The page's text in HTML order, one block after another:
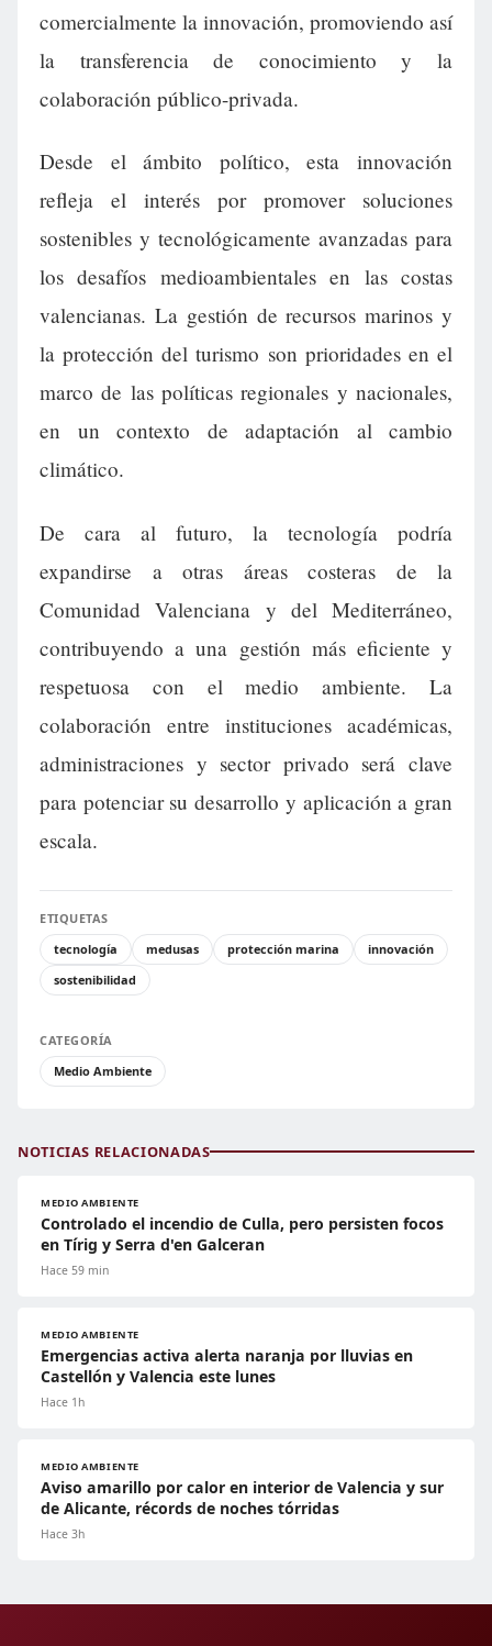
comercialmente la innovación, promoviendo así
la transferencia de conocimiento y la
colaboración público-privada.
Desde el ámbito político, esta innovación
refleja el interés por promover soluciones
sostenibles y tecnológicamente avanzadas para
los desafíos medioambientales en las costas
valencianas. La gestión de recursos marinos y
la protección del turismo son prioridades en el
marco de las políticas regionales y nacionales,
en un contexto de adaptación al cambio
climático.
De cara al futuro, la tecnología podría
expandirse a otras áreas costeras de la
Comunidad Valenciana y del Mediterráneo,
contribuyendo a una gestión más eficiente y
respetuosa con el medio ambiente. La
colaboración entre instituciones académicas,
administraciones y sector privado será clave
para potenciar su desarrollo y aplicación a gran
escala.
ETIQUETAS
tecnología
medusas protección marina
innovación
sostenibilidad
CATEGORÍA
Medio Ambiente
NOTICIAS RELACIONADAS
MEDIO AMBIENTE
Controlado el incendio de Culla, pero persisten focos
en Tírig y Serra d'en Galceran
Hace 59 min
MEDIO AMBIENTE
Emergencias activa alerta naranja por lluvias en
Castellón y Valencia este lunes
Hace 1h
MEDIO AMBIENTE
Aviso amarillo por calor en interior de Valencia y sur
de Alicante, récords de noches tórridas
Hace 3h